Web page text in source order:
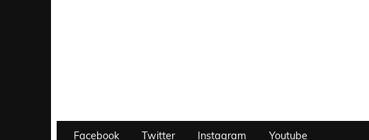
Facebook Twitter Instagram Youtube